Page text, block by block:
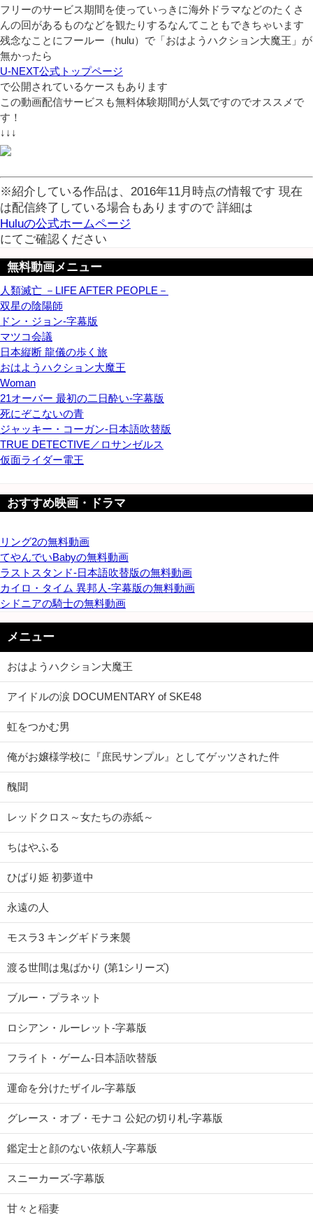
フリーのサービス期間を使っていっきに海外ドラマなどのたくさ
んの回があるものなどを観たりするなんてこともできちゃいます
残念なことにフールー（hulu）で「おはようハクション大魔王」が
無かったら
U-NEXT公式トップページ
で公開されているケースもあります
この動画配信サービスも無料体験期間が人気ですのでオススメで
す！
↓↓↓
※紹介している作品は、2016年11月時点の情報です 現在
は配信終了している場合もありますので 詳細は
Huluの公式ホームページ
にてご確認ください
無料動画メニュー
人類滅亡 －LIFE AFTER PEOPLE－
双星の陰陽師
ドン・ジョン-字幕版
マツコ会議
日本縦断 龍儀の歩く旅
おはようハクション大魔王
Woman
21オーバー 最初の二日酔い-字幕版
死にぞこないの青
ジャッキー・コーガン-日本語吹替版
TRUE DETECTIVE／ロサンゼルス
仮面ライダー電王
おすすめ映画・ドラマ
リング2の無料動画
てやんでいBabyの無料動画
ラストスタンド-日本語吹替版の無料動画
カイロ・タイム 異邦人-字幕版の無料動画
シドニアの騎士の無料動画
メニュー
おはようハクション大魔王
アイドルの涙 DOCUMENTARY of SKE48
虹をつかむ男
俺がお嬢様学校に『庶民サンプル』としてゲッツされた件
醜聞
レッドクロス～女たちの赤紙～
ちはやふる
ひばり姫 初夢道中
永遠の人
モスラ3 キングギドラ来襲
渡る世間は鬼ばかり (第1シリーズ)
ブルー・プラネット
ロシアン・ルーレット-字幕版
フライト・ゲーム-日本語吹替版
運命を分けたザイル-字幕版
グレース・オブ・モナコ 公妃の切り札-字幕版
鑑定士と顔のない依頼人-字幕版
スニーカーズ-字幕版
甘々と稲妻